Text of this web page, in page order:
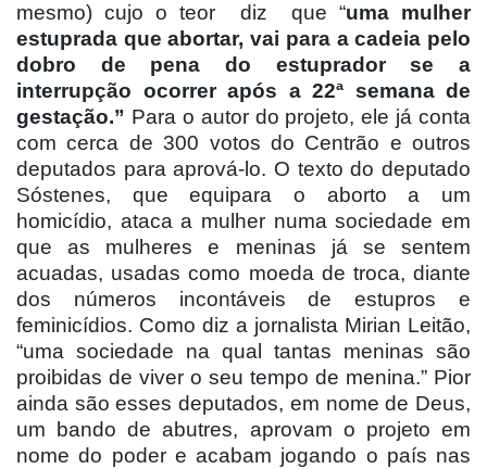
mesmo) cujo o teor
diz que “uma mulher
estuprada que abortar, vai para a cadeia pelo
dobro de pena do estuprador se a
interrupção ocorrer após a 22ª semana de
gestação.” Para o autor do projeto, ele já conta
com cerca de 300 votos do Centrão e outros
deputados para aprová-lo. O texto do deputado
Sóstenes, que equipara o aborto a um
homicídio, ataca a mulher numa sociedade em
que as mulheres e meninas já se sentem
acuadas, usadas como moeda de troca, diante
dos números incontáveis de estupros e
feminicídios. Como diz a jornalista Mirian Leitão,
“uma sociedade na qual tantas meninas são
proibidas de viver o seu tempo de menina.” Pior
ainda são esses deputados, em nome de Deus,
um bando de abutres, aprovam o projeto em
nome do poder e acabam jogando o país nas